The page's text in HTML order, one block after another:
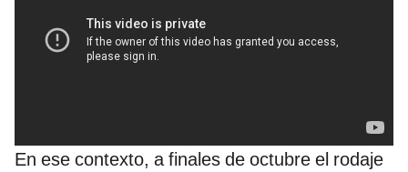
En ese contexto, a finales de octubre el rodaje